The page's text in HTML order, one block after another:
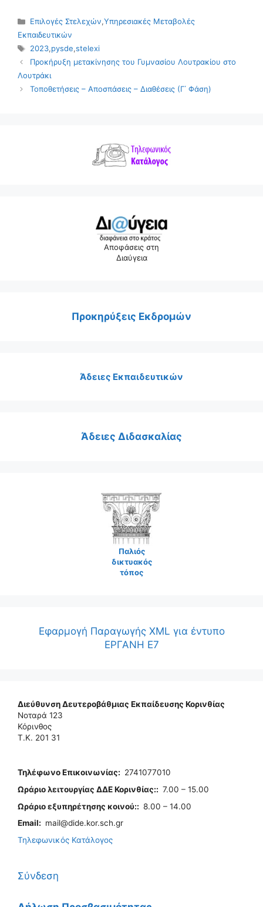
Κατηγορίες
Επιλογές Στελεχών,Υπηρεσιακές Μεταβολές
Εκπαιδευτικών
Ετικέτες
2023,pysde,stelexi
Προκήρυξη μετακίνησης του Γυμνασίου Λουτρακίου στο
Λουτράκι
Τοποθετήσεις – Αποσπάσεις – Διαθέσεις (Γ΄ Φάση)
Αποφάσεις στη
Διαύγεια
Προκηρύξεις Εκδρομών
Άδειες Εκπαιδευτικών
Άδειες Διδασκαλίας
Παλιός
δικτυακός
τόπος
Εφαρμογή Παραγωγής XML για έντυπο
ΕΡΓΑΝΗ Ε7
Διεύθυνση Δευτεροβάθμιας Εκπαίδευσης Κορινθίας
Νοταρά 123
Κόρινθος
Τ.Κ. 201 31
Τηλέφωνo Επικοινωνίας: 2741077010
Ωράριο λειτουργίας ΔΔΕ Κορινθίας:: 7.00 – 15.00
Ωράριο εξυπηρέτησης κοινού:: 8.00 – 14.00
Email: mail@dide.kor.sch.gr
Τηλεφωνικός Κατάλογος
Σύνδεση